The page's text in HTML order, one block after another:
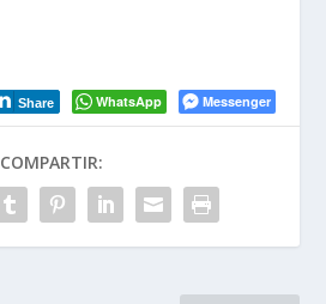
Share WhatsApp Messenger
COMPARTIR: